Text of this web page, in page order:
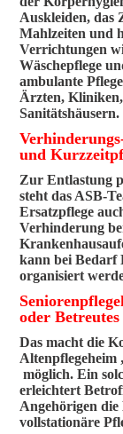
Auskleiden, das
Mahlzeiten und
Verrichtungen
Wäschepflege
ambulante
Ärzten,
Sanitätshäusern.
und
Zur Entlastung
steht das ASB-
Ersatzpflege
Verhinderung
kann bei Bedarf
organisiert
oder
Das macht die
Altenpflegeheim
möglich. Ein
erleichtert
Angehörigen
vollstationäre